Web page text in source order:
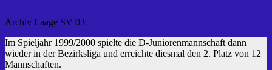
Archiv Laage SV 03
Im Spieljahr 1999/2000 spielte die D-Juniorenmannschaft dann
wieder in der Bezirksliga und erreichte diesmal den 2. Platz von 12
Mannschaften.